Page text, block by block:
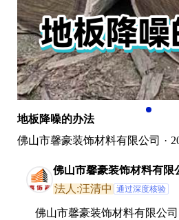
地板降噪的办法
佛山市馨豪装饰材料有限公司 ·
佛山市馨豪装饰材料有限
法人:汪清中 通过深度核验
佛山市馨豪装饰材料有限公